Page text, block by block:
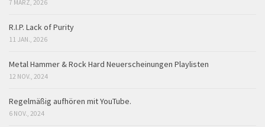
7 MÄRZ, 2026
R.I.P. Lack of Purity
11 JAN., 2026
Metal Hammer & Rock Hard Neuerscheinungen Playlisten
12 NOV., 2024
Regelmäßig aufhören mit YouTube.
6 NOV., 2024